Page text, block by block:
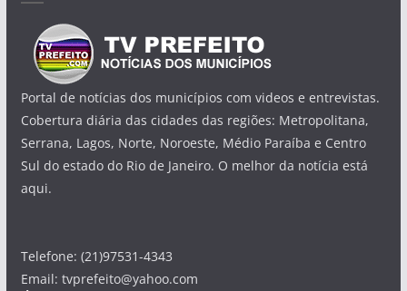
Portal de notícias dos municípios com videos e entrevistas.
Cobertura diária das cidades das regiões: Metropolitana,
Serrana, Lagos, Norte, Noroeste, Médio Paraíba e Centro
Sul do estado do Rio de Janeiro. O melhor da notícia está
aqui.
Telefone: (21)97531-4343
Email: tvprefeito@yahoo.com